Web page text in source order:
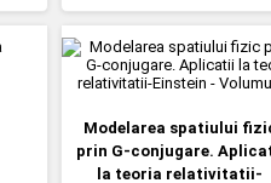
Modelarea spatiului
prin G-conjugare.
la teoria relativitatii-